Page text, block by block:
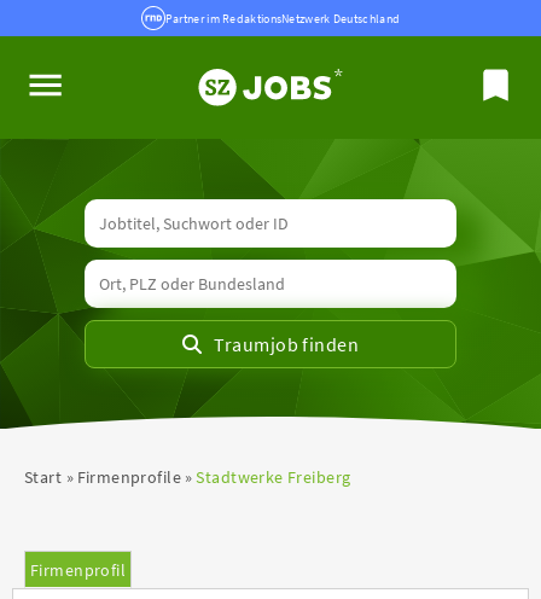
Partner im RedaktionsNetzwerk Deutschland
Start Firmenprofile Stadtwerke Freiberg
Firmenprofil